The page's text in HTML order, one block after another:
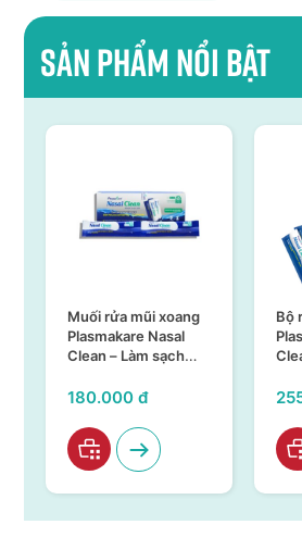
Sản phẩm nổi bật
Bộ rửa mũi xoang
PlasmaKare Nasal
Clean – Kháng
làm sạch hiệu quả,
255.000 đ